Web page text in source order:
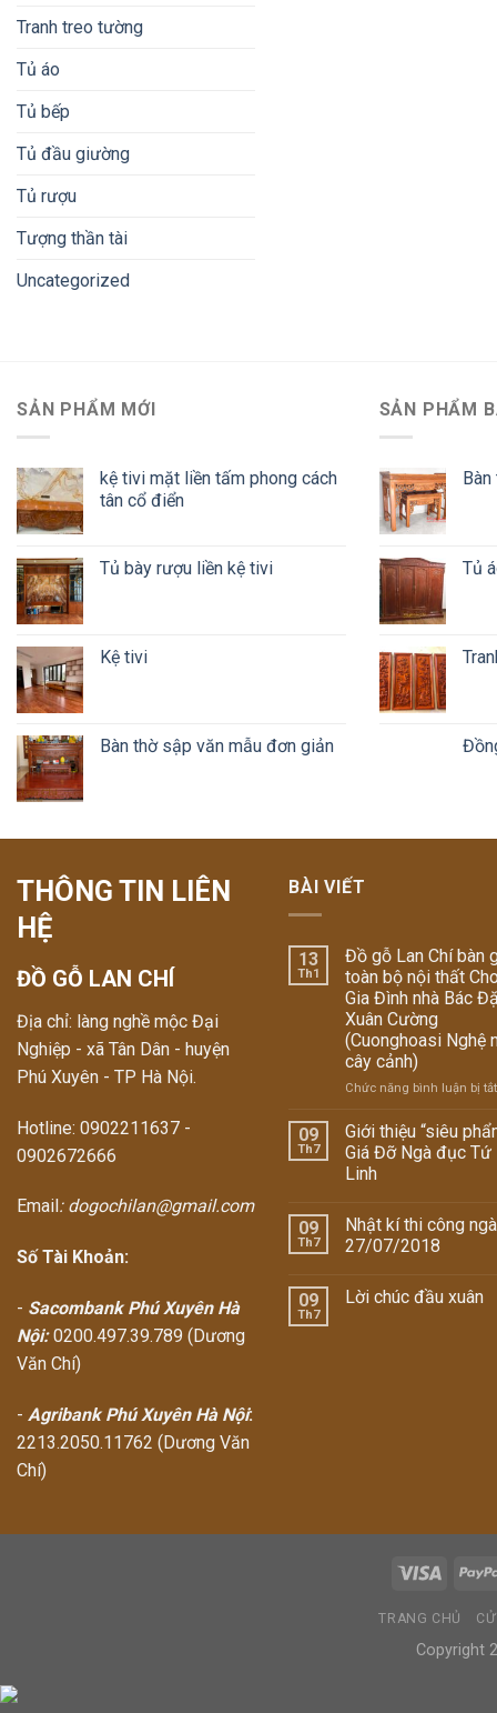
Tranh treo tường
Tủ áo
Tủ bếp
Tủ đầu giường
Tủ rượu
Tượng thần tài
Uncategorized
SẢN PHẨM MỚI
kệ tivi mặt liền tấm phong cách
tân cổ điển
Tủ bày rượu liền kệ tivi
Kệ tivi
Bàn thờ sập văn mẫu đơn giản
SẢN PHẨM
Tủ
THÔNG TIN LIÊN
HỆ
ĐỒ GỖ LAN CHÍ
Địa chỉ: làng nghề mộc Đại
Nghiệp - xã Tân Dân - huyện
Phú Xuyên - TP Hà Nội.
Hotline: 0902211637 -
0902672666
Email : dogochilan@gmail.com
Số Tài Khoản:
- Sacombank Phú Xuyên Hà
Nội:0200.497.39.789 (Dương
Văn Chí)
- Agribank Phú Xuyên Hà Nội:
2213.2050.11762 (Dương Văn
Chí)
BÀI VIẾT
13
Th1
Đồ gỗ Lan Chí bàn
toàn bộ nội thất
Gia Đình nhà Bác
Xuân Cường
(Cuonghoasi Nghệ
cây cảnh)
Chức năng bình luận bị tắt
09
Th7
Giới thiệu “siêu
Giá Đỡ Ngà đục Tứ
Linh
09
Th7
Nhật kí thi công
27/07/2018
09
Th7
Lời chúc đầu xuân
TRANG CHỦ
Copyright